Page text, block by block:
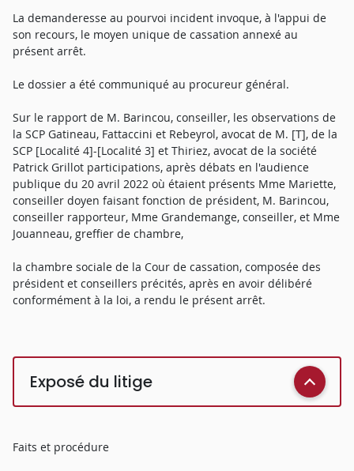
La demanderesse au pourvoi incident invoque, à l'appui de
son recours, le moyen unique de cassation annexé au
présent arrêt.
Le dossier a été communiqué au procureur général.
Sur le rapport de M. Barincou, conseiller, les observations de
la SCP Gatineau, Fattaccini et Rebeyrol, avocat de M. [T], de la
SCP [Localité 4]-[Localité 3] et Thiriez, avocat de la société
Patrick Grillot participations, après débats en l'audience
publique du 20 avril 2022 où étaient présents Mme Mariette,
conseiller doyen faisant fonction de président, M. Barincou,
conseiller rapporteur, Mme Grandemange, conseiller, et Mme
Jouanneau, greffier de chambre,
la chambre sociale de la Cour de cassation, composée des
président et conseillers précités, après en avoir délibéré
conformément à la loi, a rendu le présent arrêt.
Exposé du litige
Faits et procédure